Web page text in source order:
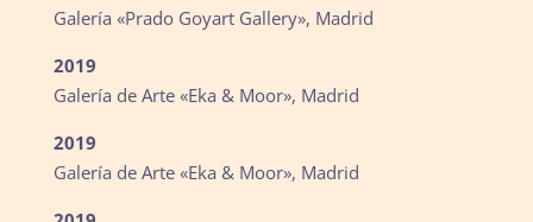
Galería «Prado Goyart Gallery», Madrid
2019
Galería de Arte «Eka & Moor», Madrid
2019
Galería de Arte «Eka & Moor», Madrid